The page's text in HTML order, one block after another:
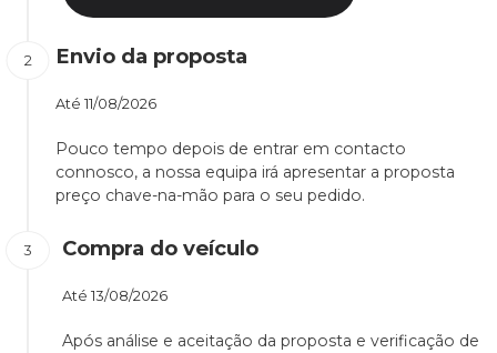
Envio da proposta
Até 11/08/2026
Pouco tempo depois de entrar em contacto
connosco, a nossa equipa irá apresentar a proposta
preço chave-na-mão para o seu pedido.
Compra do veículo
Até 13/08/2026
Após análise e aceitação da proposta e verificação de